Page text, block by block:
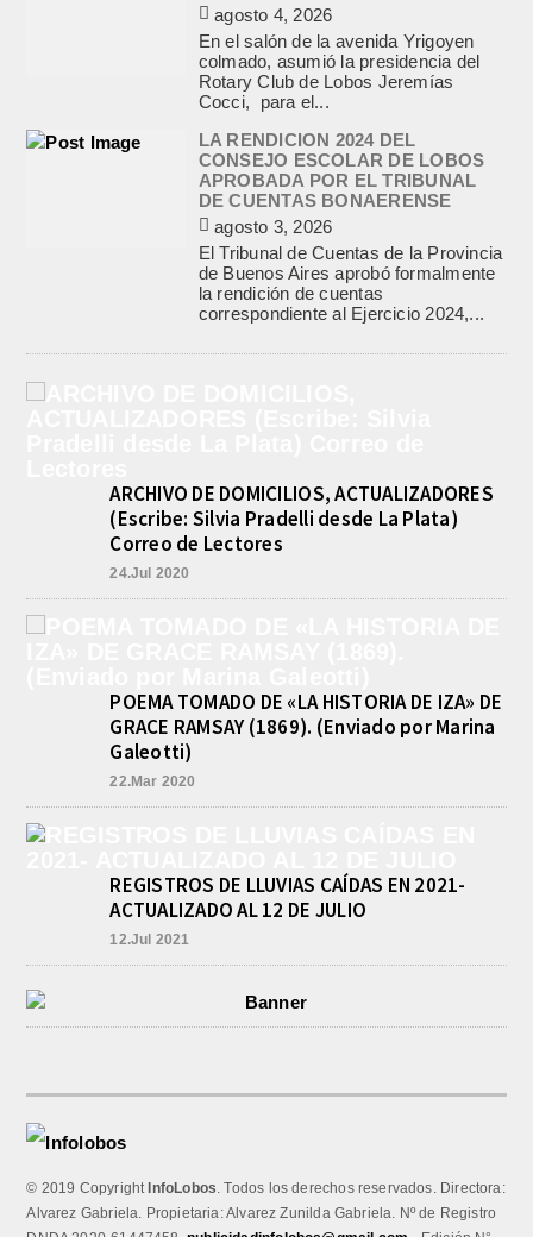
agosto 4, 2026
En el salón de la avenida Yrigoyen
colmado, asumió la presidencia del
Rotary Club de Lobos Jeremías
Cocci, para el...
LA RENDICION 2024 DEL
CONSEJO ESCOLAR DE LOBOS
APROBADA POR EL TRIBUNAL
DE CUENTAS BONAERENSE
agosto 3, 2026
El Tribunal de Cuentas de la Provincia
de Buenos Aires aprobó formalmente
la rendición de cuentas
correspondiente al Ejercicio 2024,...
ARCHIVO DE DOMICILIOS, ACTUALIZADORES
(Escribe: Silvia Pradelli desde La Plata)
Correo de Lectores
24.Jul 2020
POEMA TOMADO DE «LA HISTORIA DE IZA» DE
GRACE RAMSAY (1869). (Enviado por Marina
Galeotti)
22.Mar 2020
REGISTROS DE LLUVIAS CAÍDAS EN 2021-
ACTUALIZADO AL 12 DE JULIO
12.Jul 2021
© 2019 CopyrightInfoLobos . Todos los derechos reservados. Directora:
Alvarez Gabriela. Propietaria: Alvarez Zunilda Gabriela. Nº de Registro